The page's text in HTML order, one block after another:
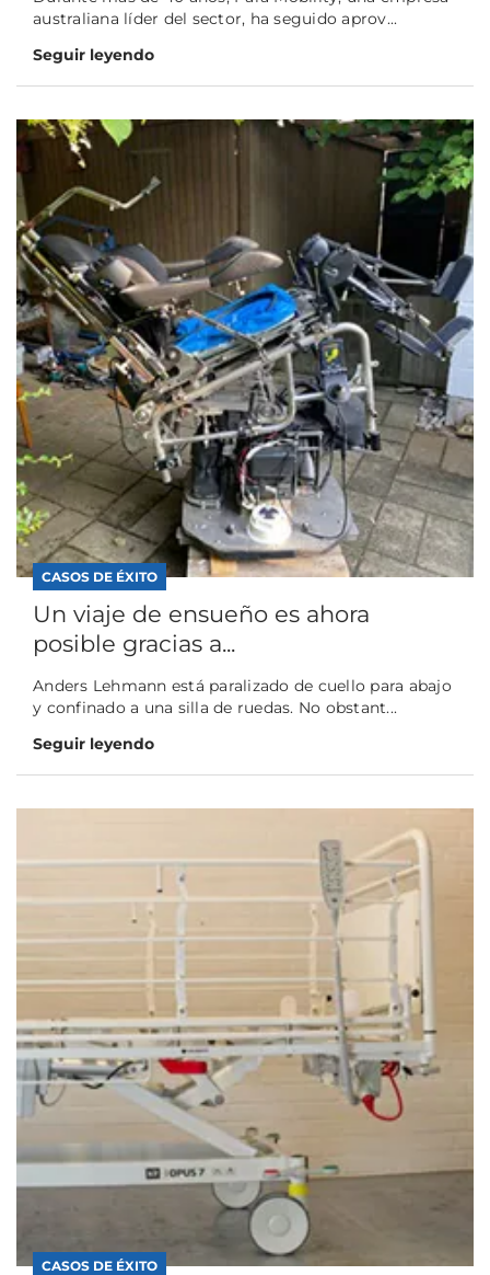
australiana líder del sector, ha seguido aprov...
Seguir leyendo
CASOS DE ÉXITO
Un viaje de ensueño es ahora
posible gracias a...
Anders Lehmann está paralizado de cuello para abajo
y confinado a una silla de ruedas. No obstant...
Seguir leyendo
CASOS DE ÉXITO